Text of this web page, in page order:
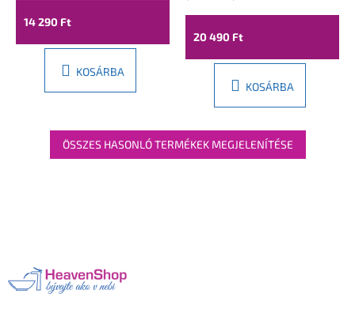
14 290 Ft
KOSÁRBA
20 490 Ft
KOSÁRBA
ÖSSZES HASONLÓ TERMÉKEK MEGJELENÍTÉSE